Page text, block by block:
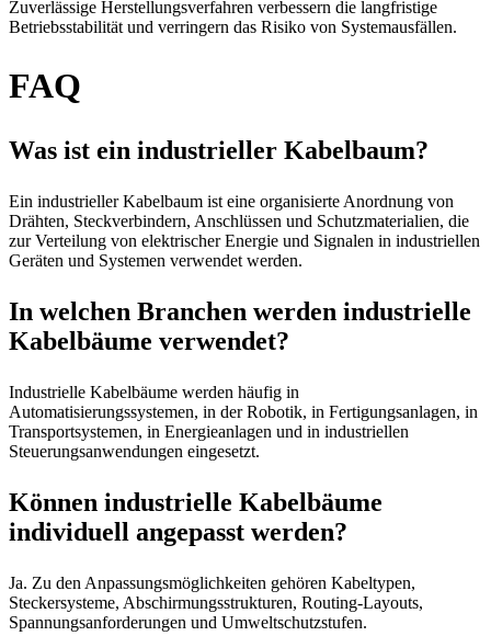
Zuverlässige Herstellungsverfahren verbessern die langfristige
Betriebsstabilität und verringern das Risiko von Systemausfällen.
FAQ
Was ist ein industrieller Kabelbaum?
Ein industrieller Kabelbaum ist eine organisierte Anordnung von
Drähten, Steckverbindern, Anschlüssen und Schutzmaterialien, die
zur Verteilung von elektrischer Energie und Signalen in industriellen
Geräten und Systemen verwendet werden.
In welchen Branchen werden industrielle
Kabelbäume verwendet?
Industrielle Kabelbäume werden häufig in
Automatisierungssystemen, in der Robotik, in Fertigungsanlagen, in
Transportsystemen, in Energieanlagen und in industriellen
Steuerungsanwendungen eingesetzt.
Können industrielle Kabelbäume
individuell angepasst werden?
Ja. Zu den Anpassungsmöglichkeiten gehören Kabeltypen,
Steckersysteme, Abschirmungsstrukturen, Routing-Layouts,
Spannungsanforderungen und Umweltschutzstufen.